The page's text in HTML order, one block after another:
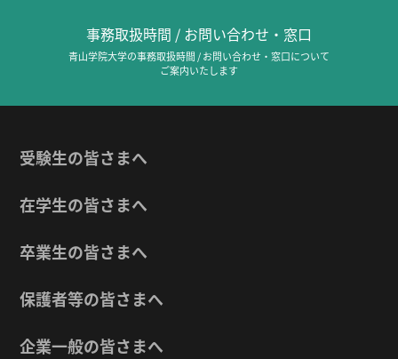
事務取扱時間 / お問い合わせ・窓口
青山学院大学の事務取扱時間 / お問い合わせ・窓口について
ご案内いたします
受験生の皆さまへ
在学生の皆さまへ
卒業生の皆さまへ
保護者等の皆さまへ
企業一般の皆さまへ